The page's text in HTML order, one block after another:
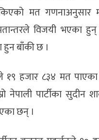
मत गणनाअनुसार
विजयी भएका हुन्
बाँकी छ ।
१९ हजार ८३४ मत
नेपाली पार्टीका सुदीन
छन् ।